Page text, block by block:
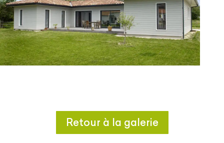
Retour à la galerie